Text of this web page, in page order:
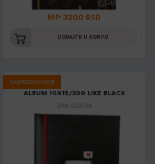
MP: 3200 RSD
DODAJTE U KORPU
NAJPRODAVANIJE
ALBUM 10X15/300 LIKE BLACK
Šifra: K2953B